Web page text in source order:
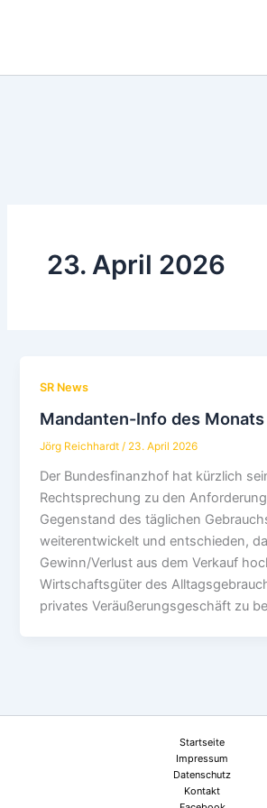
23. April 2026
SR News
Mandanten-Info des
Jörg Reichhardt/ 23. April 2026
Der Bundesfinanzhof hat kürzlich
Rechtsprechung zu den
Gegenstand des täglichen
weiterentwickelt und entschieden,
Gewinn/Verlust aus dem Verkauf
Wirtschaftsgüter des
privates Veräußerungsgeschäft zu
Startseite
Impressum
Datenschutz
Kontakt